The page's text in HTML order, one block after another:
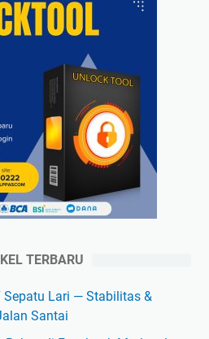
TERBARU
Sepatu Lari — Stabilitas &
Santai